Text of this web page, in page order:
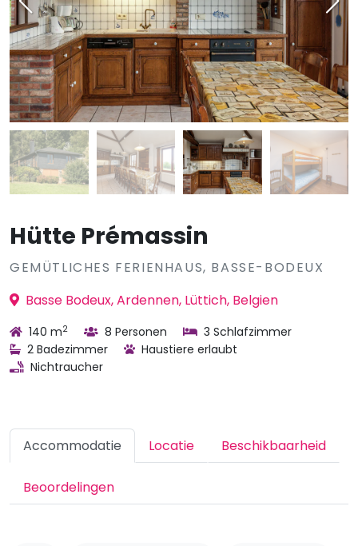
Hütte Prémassin
GEMÜTLICHES FERIENHAUS, BASSE-BODEUX
Basse Bodeux, Ardennen, Lüttich, Belgien
140 m2 8 Personen
3 Schlafzimmer
2 Badezimmer
Haustiere erlaubt
Nichtraucher
Accommodatie Locatie Beschikbaarheid
Beoordelingen